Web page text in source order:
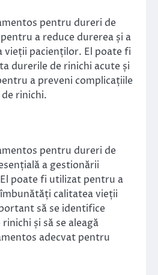
pentru dureri de
a reduce durerea și a
pacienților. El poate fi
durerile de rinichi acute și
a preveni complicațiile
rinichi.
pentru dureri de
a gestionării
poate fi utilizat pentru a
calitatea vieții
să se identifice
și să se aleagă
adecvat pentru